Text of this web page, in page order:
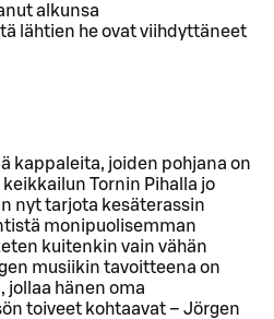
alkunsa
lähtien he ovat viihdyttäneet
kappaleita, joiden pohjana on
Tornin Pihalla jo
nyt tarjota kesäterassin
monipuolisemman
kuitenkin vain vähän
musiikin tavoitteena on
jollaa hänen oma
toiveet kohtaavat – Jörgen